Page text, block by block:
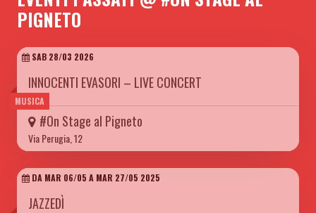
PIGNETO
MUSICA
SAB 28/03 2026
INNOCENTI EVASORI – LIVE CONCERT
#On Stage al Pigneto
Via Perugia, 12
DA MAR 06/05 A MAR 27/05 2025
JAZZEDÌ